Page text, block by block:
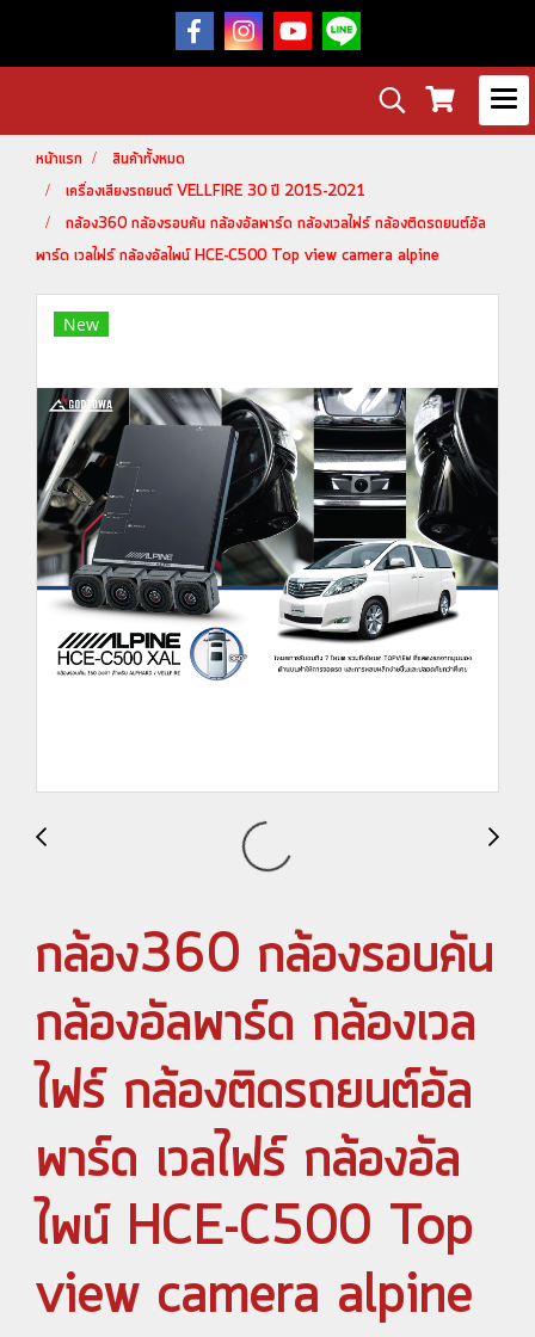
หน้าแรก
สินค้าทั้งหมด
เครื่องเสียงรถยนต์ VELLFIRE 30 ปี 2015-2021
กล้อง360 กล้องรอบคัน กล้องอัลพาร์ด กล้องเวลไฟร์ กล้องติดรถยนต์อัล
พาร์ด เวลไฟร์ กล้องอัลไพน์ HCE-C500 Top view camera alpine
New
กล้อง360 กล้องรอบคัน
กล้องอัลพาร์ด กล้องเวล
ไฟร์ กล้องติดรถยนต์อัล
พาร์ด เวลไฟร์ กล้องอัล
ไพน์ HCE-C500 Top
view camera alpine